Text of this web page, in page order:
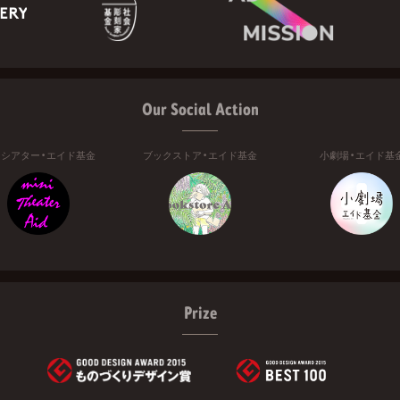
Our Social Action
アター・エイド基金 ブックストア・エイド基金 小劇場・エイド基
Prize